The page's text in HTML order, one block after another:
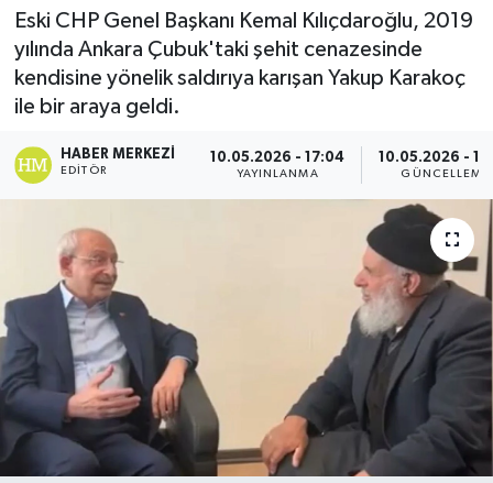
Eski CHP Genel Başkanı Kemal Kılıçdaroğlu, 2019
yılında Ankara Çubuk'taki şehit cenazesinde
kendisine yönelik saldırıya karışan Yakup Karakoç
ile bir araya geldi.
HABER MERKEZI
EDITÖR
10.05.2026 - 17:04
YAYINLANMA
10.05.2026 -
GÜNCELLEME
Çevre
Dünya
Eğitim
Genel
Gündem
Haberde İnsan
Kültür Sanat
Son Dakika Haberleri
Haber Arşivi